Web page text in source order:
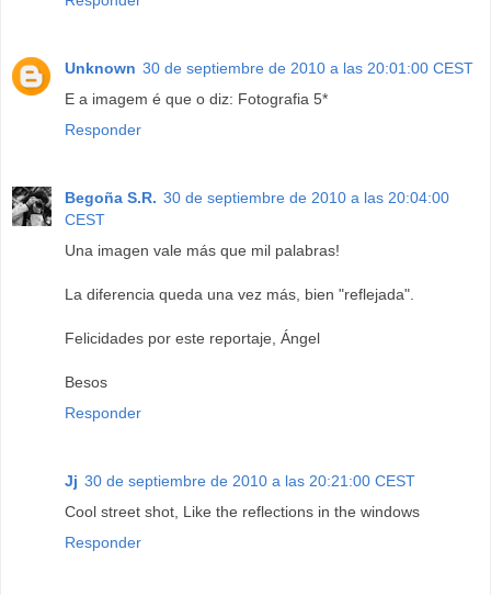
Unknown 30 de septiembre de 2010 a las 20:01:00 CEST
E a imagem é que o diz: Fotografia 5*
Responder
Begoña S.R. 30 de septiembre de 2010 a las 20:04:00
CEST
Una imagen vale más que mil palabras!
La diferencia queda una vez más, bien "reflejada".
Felicidades por este reportaje, Ángel
Besos
Responder
Jj 30 de septiembre de 2010 a las 20:21:00 CEST
Cool street shot, Like the reflections in the windows
Responder